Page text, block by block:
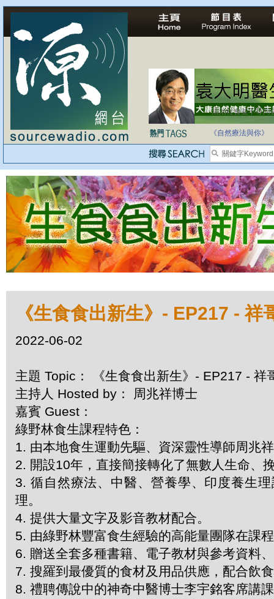
法治社會並不等同
自家教育合法化-
《自然療法與你》
《生食食出新生》- EP217 - 祥
2022-06-02
主題 Topic： 《生食食出新生》- EP217 - 祥
主持人 Hosted by： 周兆祥博士
嘉賓 Guest：
綠野林食生課程特色：
1. 由本地食生運動先驅、資深靈性導師周兆
2. 開設10年，直接簡接轉化了無數人生命、
3. 循自然療法、中醫、營養學、印度養生
理。
4. 提供大量文字及影音教材配合。
5. 由綠野林豐富食生經驗的高能量團隊在課
6. 贈送全套多種書籍、電子教材與參考資料
7. 搜羅到最優質的食材及用品供應，配合飲
8. 禮聘傳說中的神奇中醫博士李宇銘客席講